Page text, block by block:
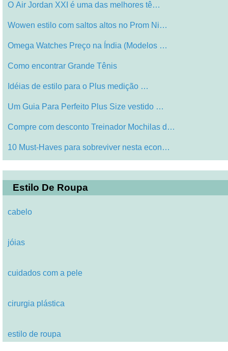
O Air Jordan XXI é uma das melhores tê…
Wowen estilo com saltos altos no Prom Ni…
Omega Watches Preço na Índia (Modelos …
Como encontrar Grande Tênis
Idéias de estilo para o Plus medição …
Um Guia Para Perfeito Plus Size vestido …
Compre com desconto Treinador Mochilas d…
10 Must-Haves para sobreviver nesta econ…
Estilo De Roupa
cabelo
jóias
cuidados com a pele
cirurgia plástica
estilo de roupa